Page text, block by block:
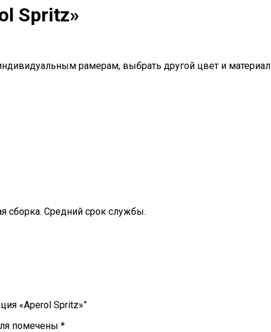
Spritz»
рамерам, выбрать другой цвет и материал
сборка. Средний срок службы.
«Aperol Spritz»”
помечены *